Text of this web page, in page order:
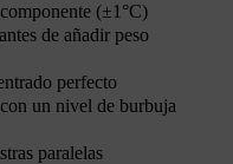
(±1°C)
de añadir peso
perfecto
un nivel de burbuja
paralelas